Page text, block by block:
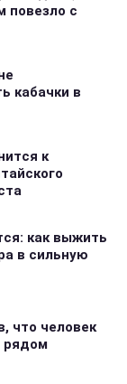
повезло с
кабачки в
к
как выжить
в сильную
что человек
рядом